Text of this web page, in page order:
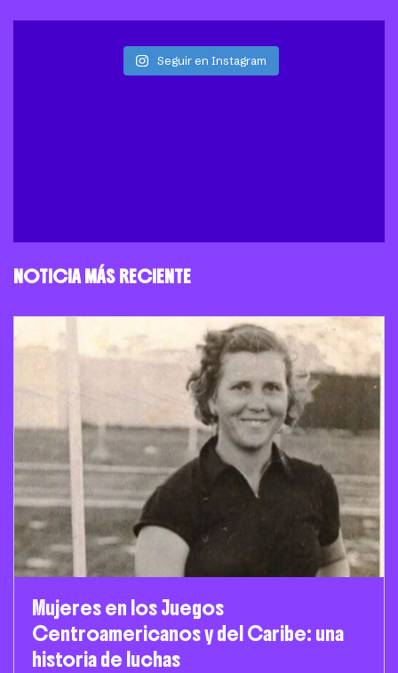
Seguir en Instagram
NOTICIA MÁS RECIENTE
Mujeres en los Juegos
Centroamericanos y del Caribe: una
historia de luchas